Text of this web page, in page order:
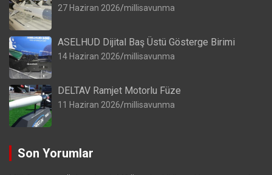
27 Haziran 2026 millisavunma
ASELHUD Dijital Baş Üstü Gösterge Birimi
14 Haziran 2026 millisavunma
DELTAV Ramjet Motorlu Füze
11 Haziran 2026 millisavunma
Son Yorumlar